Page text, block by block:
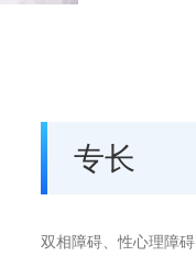
专长
双相障碍、性心理障